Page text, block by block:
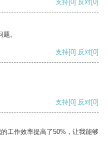
支持[0] 反对[0]
。
支持[0] 反对[0]
支持[0] 反对[0]
工作效率提高了50%，让我能够